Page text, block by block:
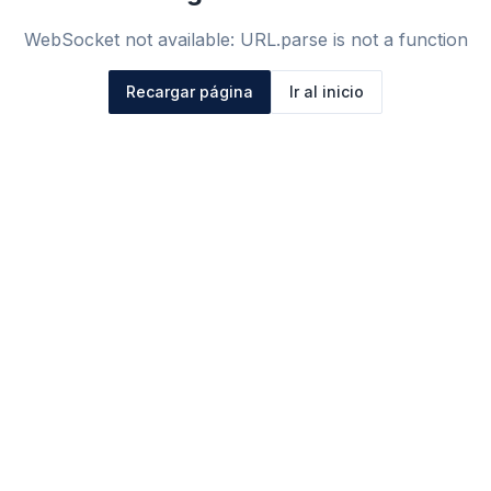
WebSocket not available: URL.parse is not a function
Recargar página Ir al inicio